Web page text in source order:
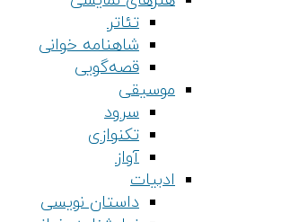
تئاتر
شاهنامه خوانی
قصه‌گویی
موسیقی
سرود
تکنوازی
آواز
ادبیات
داستان نویسی